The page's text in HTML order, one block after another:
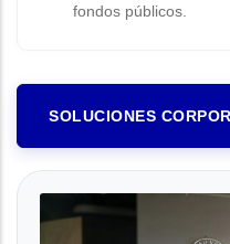
fondos públicos.
SOLUCIONES